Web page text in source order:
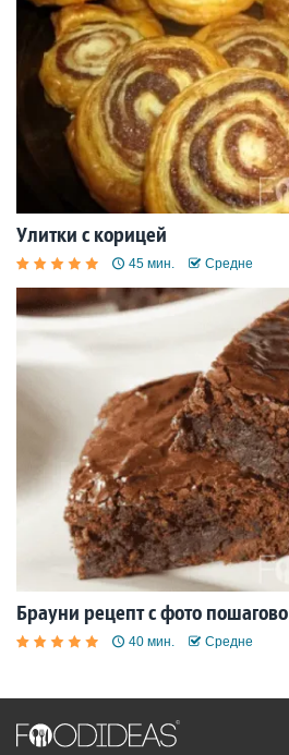
Улитки с корицей
45 мин. Средне
Брауни рецепт с фото
40 мин. Средне